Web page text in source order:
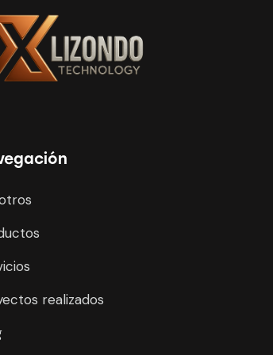
realizados